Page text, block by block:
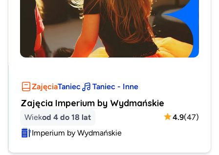
ZajęciaTaniec Taniec - Inne
Zajęcia Imperium by Wydmańskie
Wiekod 4 do 18 lat 4.9(47)
Imperium by Wydmańskie